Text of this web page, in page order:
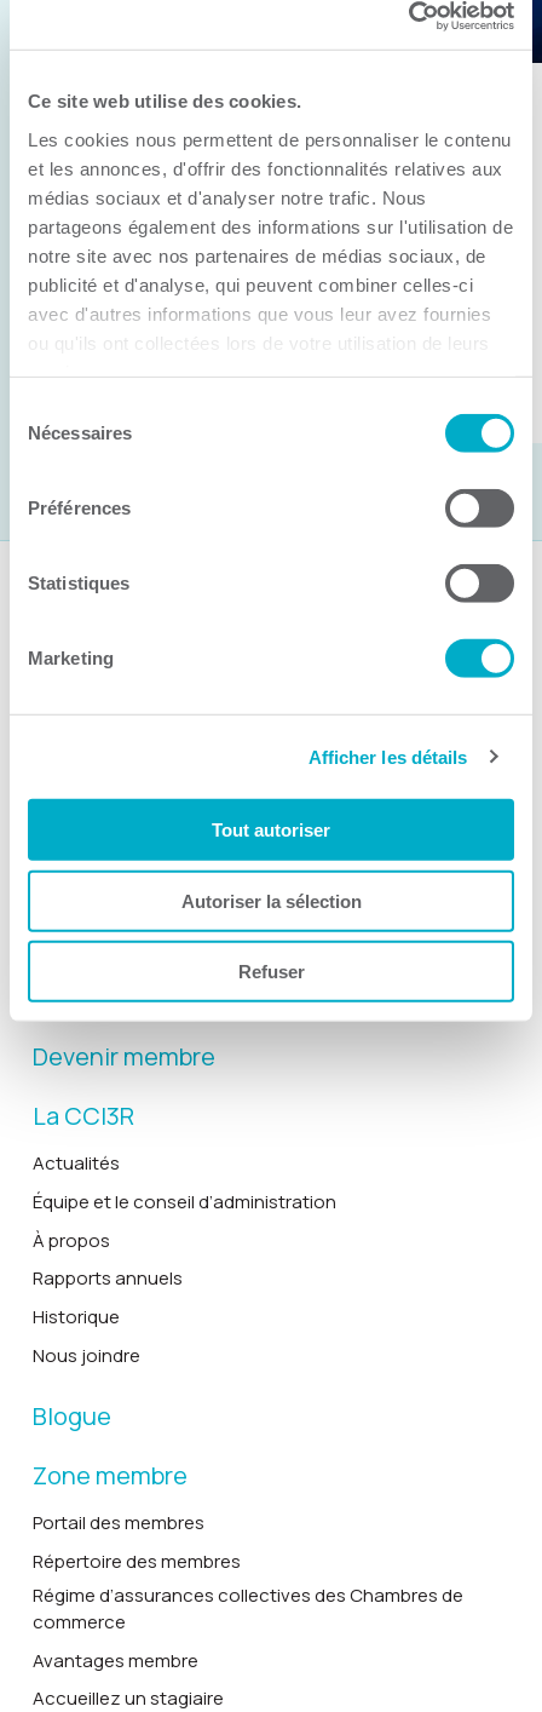
Ce site web utilise des cookies.
Les cookies nous permettent de personnaliser le contenu
et les annonces, d'offrir des fonctionnalités relatives aux
médias sociaux et d'analyser notre trafic. Nous
partageons également des informations sur l'utilisation de
notre site avec nos partenaires de médias sociaux, de
publicité et d'analyse, qui peuvent combiner celles-ci
avec d'autres informations que vous leur avez fournies
ou qu'ils ont collectées lors de votre utilisation de leurs
Nécessaires
Préférences
Statistiques
Marketing
Afficher les détails
Tout autoriser
Autoriser la sélection
Refuser
11 juin 2026
Anick Métivier devient le nouveau
président de la CCI3R
C’est lors de son assemblée générale annuelle
tenue hier que la Chambre de commerce et
d’industries de ...
Lire la suite
Suivez-nous
Activités
Gala Radisson
Solutions TI
Devenir membre
La CCI3R
Actualités
Équipe et le conseil d’administration
À propos
Rapports annuels
Historique
Nous joindre
Blogue
Zone membre
Portail des membres
Répertoire des membres
Régime d’assurances collectives des Chambres de
commerce
Avantages membre
Accueillez un stagiaire